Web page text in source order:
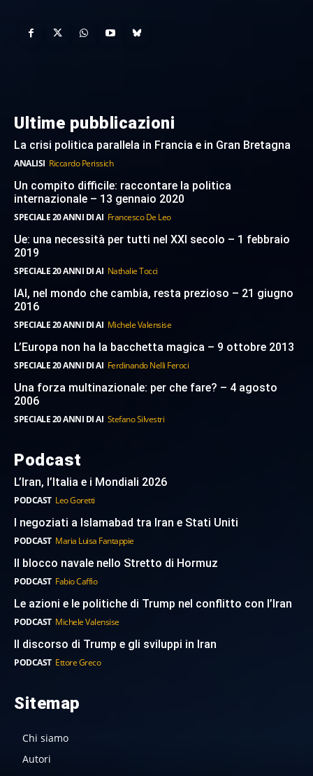
Ultime pubblicazioni
La crisi politica parallela in Francia e in Gran Bretagna
ANALISI Riccardo Perissich
Un compito difficile: raccontare la politica
internazionale – 13 gennaio 2020
SPECIALE 20 ANNI DI AI Francesco De Leo
Ue: una necessità per tutti nel XXI secolo – 1 febbraio
2019
SPECIALE 20 ANNI DI AI Nathalie Tocci
IAI, nel mondo che cambia, resta prezioso – 21 giugno
2016
SPECIALE 20 ANNI DI AI Michele Valensise
L’Europa non ha la bacchetta magica – 9 ottobre 2013
SPECIALE 20 ANNI DI AI Ferdinando Nelli Feroci
Una forza multinazionale: per che fare? – 4 agosto
2006
SPECIALE 20 ANNI DI AI Stefano Silvestri
Podcast
L’Iran, l’Italia e i Mondiali 2026
PODCAST Leo Goretti
I negoziati a Islamabad tra Iran e Stati Uniti
PODCAST Maria Luisa Fantappie
Il blocco navale nello Stretto di Hormuz
PODCAST Fabio Caffio
Le azioni e le politiche di Trump nel conflitto con l’Iran
PODCAST Michele Valensise
Il discorso di Trump e gli sviluppi in Iran
PODCAST Ettore Greco
Sitemap
Chi siamo
Autori